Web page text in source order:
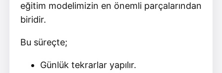
eğitim modelimizin en önemli parçalarından
biridir.
Bu süreçte;
Günlük tekrarlar yapılır.